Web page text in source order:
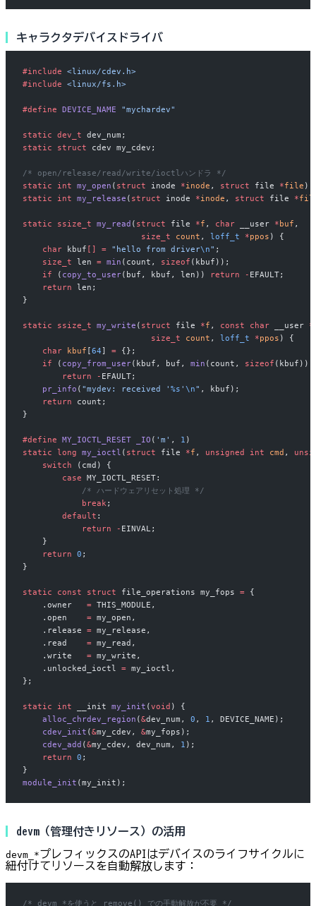
キャラクタデバイスドライバ
#include <linux/cdev.h>
#include <linux/fs.h>
#define DEVICE_NAME "mychardev"
static dev_t dev_num;
static struct cdev my_cdev;
/* open/release/read/write/ioctlハンドラ */
static int my_open ( struct inode *inode , struct file *file )
static int my_release ( struct inode *inode , struct file *
static ssize_t my_read ( struct file *f , char __user * buf ,
                        size_t
count , loff_t *ppos ) {
    char
kbuf [] = "hello from driver\n" ;
    size_t
len = min (count, sizeof (kbuf));
    if
( copy_to_user(buf, kbuf, len)) return - EFAULT;
    return
len;
}
static ssize_t my_write ( struct file *f , const char __user *
                          size_t
count , loff_t *ppos ) {
    char
kbuf [64] = {};
    if
( copy_from_user(kbuf, buf, min (count, sizeof
        return
- EFAULT;
    pr_info
( "mydev: received ' %s ' \n" , kbuf);
    return
count;
}
#define MY_IOCTL_RESET _IO ( 'm' , 1 )
static long my_ioctl ( struct file *f , unsigned int cmd ,
    switch
(cmd) {
        case
MY_IOCTL_RESET:
            /* ハードウェアリセット処理 */
            break
;
        default
:
            return
- EINVAL;
    }
    return
0 ;
}
static const struct file_operations my_fops = {
    .owner
= THIS_MODULE,
    .open
= my_open,
    .release
= my_release,
    .read
= my_read,
    .write
= my_write,
    .unlocked_ioctl
= my_ioctl,
};
static int __init my_init (void ) {
    alloc_chrdev_region
(&dev_num, 0 , 1 , DEVICE_NAME);
    cdev_init
(&my_cdev, &my_fops);
    cdev_add
(&my_cdev, dev_num, 1 );
    return
0 ;
}
module_init (my_init);
devm（管理付きリソース）の活用
devm_*プレフィックスのAPIはデバイスのライフサイクルに
紐付けてリソースを自動解放します：
/* devm_*を使うと remove() での手動解放が不要 */